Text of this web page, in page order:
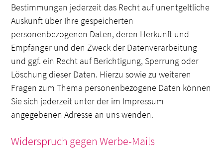
Bestimmungen jederzeit das Recht auf unentgeltliche
Auskunft über Ihre gespeicherten
personenbezogenen Daten, deren Herkunft und
Empfänger und den Zweck der Datenverarbeitung
und ggf. ein Recht auf Berichtigung, Sperrung oder
Löschung dieser Daten. Hierzu sowie zu weiteren
Fragen zum Thema personenbezogene Daten können
Sie sich jederzeit unter der im Impressum
angegebenen Adresse an uns wenden.
Widerspruch gegen Werbe-Mails